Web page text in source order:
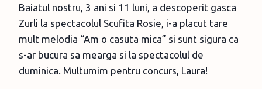
Baiatul nostru, 3 ani si 11 luni, a descoperit gasca
Zurli la spectacolul Scufita Rosie, i-a placut tare
mult melodia “Am o casuta mica” si sunt sigura ca
s-ar bucura sa mearga si la spectacolul de
duminica. Multumim pentru concurs, Laura!